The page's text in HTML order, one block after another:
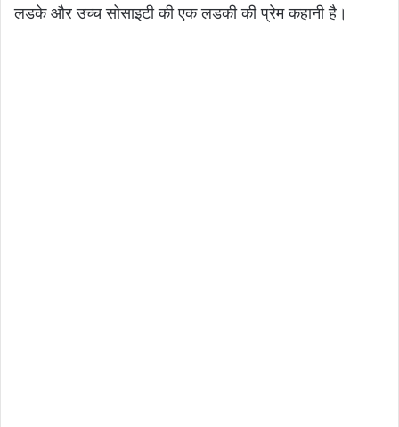
लडके और उच्च सोसाइटी की एक लडकी की प्रेम कहानी है।